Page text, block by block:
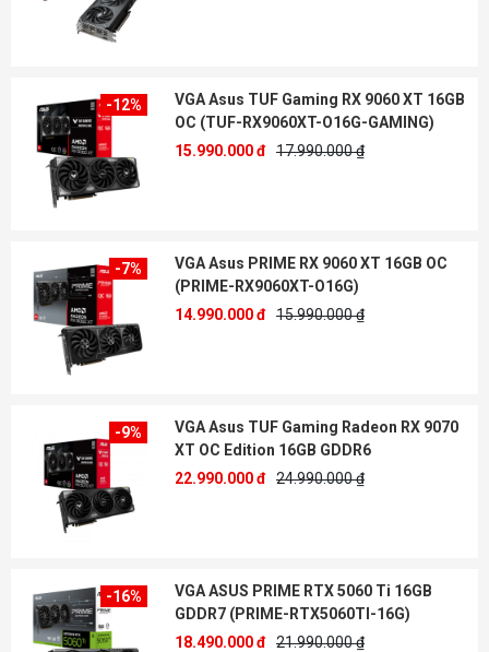
-12%
VGA Asus TUF Gaming RX 9060 XT 16GB
OC (TUF-RX9060XT-O16G-GAMING)
15.990.000 đ 17.990.000 ₫
-7%
VGA Asus PRIME RX 9060 XT 16GB OC
(PRIME-RX9060XT-O16G)
14.990.000 đ 15.990.000 ₫
-9%
VGA Asus TUF Gaming Radeon RX 9070
XT OC Edition 16GB GDDR6
22.990.000 đ 24.990.000 ₫
-16%
VGA ASUS PRIME RTX 5060 Ti 16GB
GDDR7 (PRIME-RTX5060TI-16G)
18.490.000 đ 21.990.000 ₫